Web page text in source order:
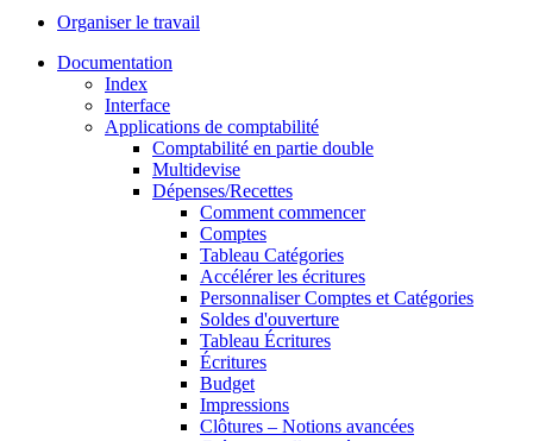
Organiser le travail
Documentation
Index
Interface
Applications de comptabilité
Comptabilité en partie double
Multidevise
Dépenses/Recettes
Comment commencer
Comptes
Tableau Catégories
Accélérer les écritures
Personnaliser Comptes et Catégories
Soldes d'ouverture
Tableau Écritures
Écritures
Budget
Impressions
Clôtures – Notions avancées